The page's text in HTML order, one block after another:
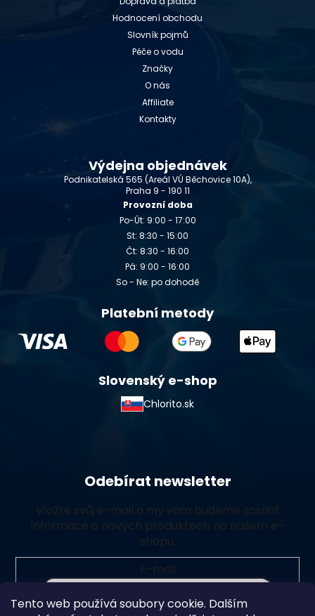
Tento web používá soubory cookie. Dalším
Hodnocení obchodu
Slovník pojmů
Péče o vodu
Značky
O nás
Affiliate
Kontakty
Výdejna objednávek
Podnikatelská 565 (Areál VÚ Běchovice 10A),
Praha 9 - 190 11
Provozní doba
Po-Út: 9:00 - 17:00
St: 8:30 - 15:00
Čt: 8:30 - 16:00
Pá: 9:00 - 16:00
So - Ne: po dohodě
Platební metody
Slovenský e-shop
Chlorito.sk
Odebírat newsletter
Vložte svůj e-mail a my vám budeme zasílat
informace o nových produktech na našem e-
shopu.
E-mail
Vložením e-mailu souhlasíte spodmínkami ochrany